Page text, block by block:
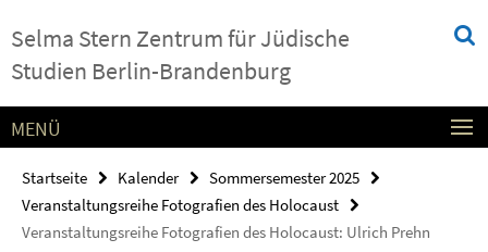
direkt
zu
Selma Stern Zentrum für Jüdische
Studien Berlin-Brandenburg
Service-
Navigation
MENÜ
Startseite Kalender
Sommersemester 2025
Veranstaltungsreihe Fotografien des Holocaust
Veranstaltungsreihe Fotografien des Holocaust: Ulrich Prehn